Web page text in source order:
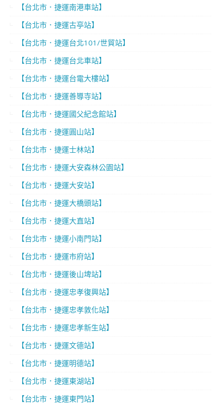
【台北市．捷運南港車站】
【台北市．捷運古亭站】
【台北市．捷運台北101/世貿站】
【台北市．捷運台北車站】
【台北市．捷運台電大樓站】
【台北市．捷運善導寺站】
【台北市．捷運國父紀念館站】
【台北市．捷運圓山站】
【台北市．捷運士林站】
【台北市．捷運大安森林公園站】
【台北市．捷運大安站】
【台北市．捷運大橋頭站】
【台北市．捷運大直站】
【台北市．捷運小南門站】
【台北市．捷運市府站】
【台北市．捷運後山埤站】
【台北市．捷運忠孝復興站】
【台北市．捷運忠孝敦化站】
【台北市．捷運忠孝新生站】
【台北市．捷運文德站】
【台北市．捷運明德站】
【台北市．捷運東湖站】
【台北市．捷運東門站】